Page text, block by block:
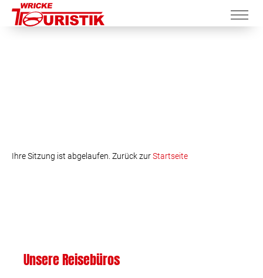
Ihre Sitzung ist abgelaufen. Zurück zurStartseite
Unsere Reisebüros